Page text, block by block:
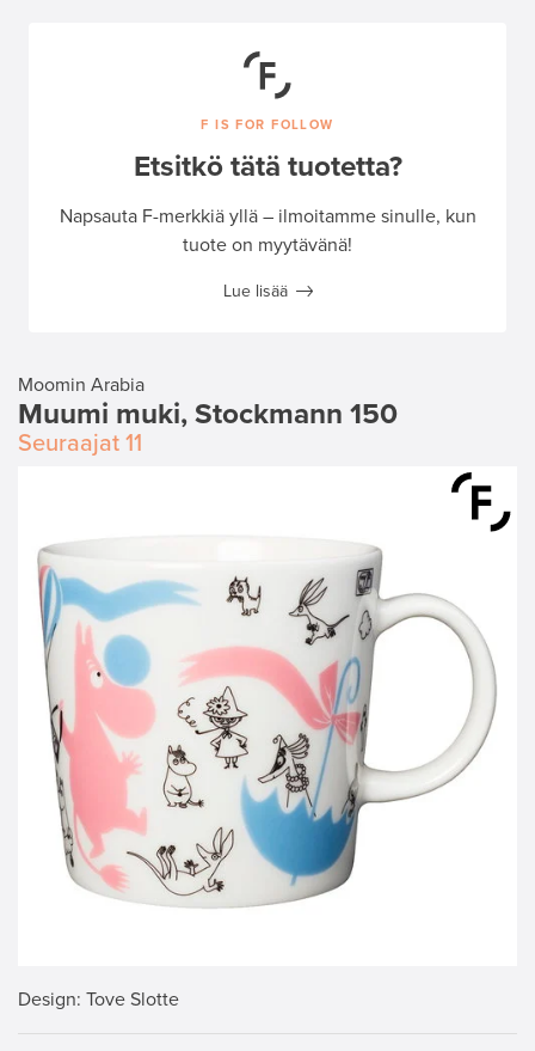
Moomin Arabia
Muumi muki, Stockmann 150
Seuraajat 11
Design: Tove Slotte
F IS FOR FOLLOW
Etsitkö tätä tuotetta?
Napsauta F-merkkiä yllä – ilmoitamme sinulle, kun
tuote on myytävänä!
Lue lisää